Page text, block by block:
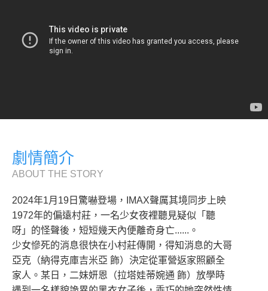
劇情簡介
ABOUT THE STORY
2024年1月19日驚嚇登場，IMAX聲厲其境同步上映
1972年的偏遠村莊，一名少女夜裡聽見疑似「聽
呀」的怪聲後，短短幾天內便離奇身亡......。
少女慘死的消息很快在小村莊傳開，得知消息的大哥
亞克（納得克庫吉米亞 飾）決定從軍營返家照顧全
家人。某日，二妹妍恩（拉塔娃蒂婉通 飾）放學時